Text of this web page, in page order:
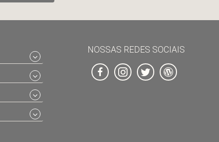
NOSSAS REDES SOCIAIS